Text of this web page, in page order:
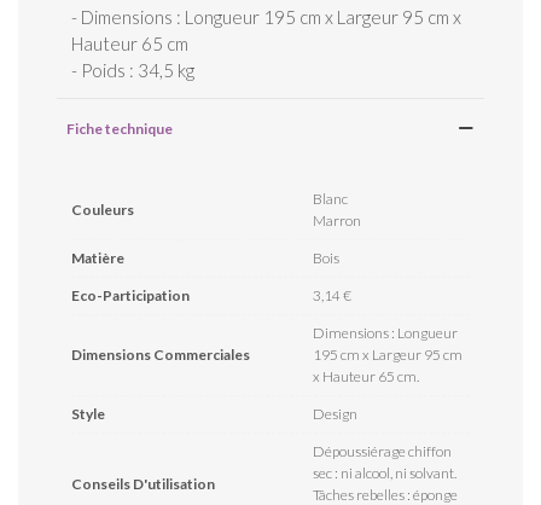
- Dimensions : Longueur 195 cm x Largeur 95 cm x
Hauteur 65 cm
- Poids : 34,5 kg
Fiche technique
Couleurs
Blanc
Marron
Matière Bois
Eco-Participation 3,14 €
Dimensions Commerciales
Dimensions : Longueur
195 cm x Largeur 95 cm
x Hauteur 65 cm.
Style Design
Conseils D'utilisation
Dépoussiérage chiffon
sec : ni alcool, ni solvant.
Tâches rebelles : éponge